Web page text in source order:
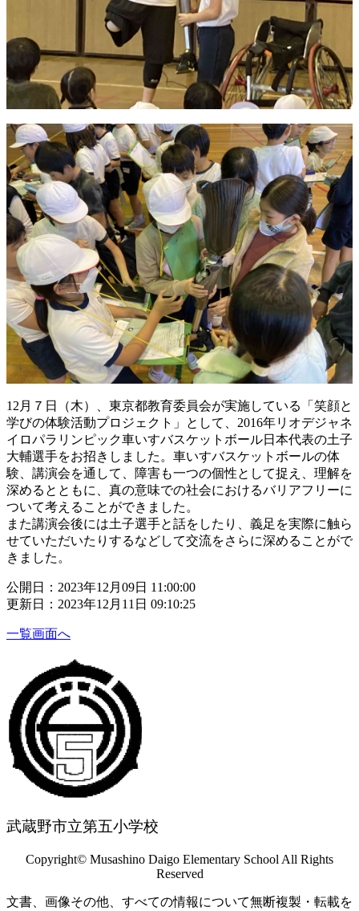
12月７日（木）、東京都教育委員会が実施している「笑顔と
学びの体験活動プロジェクト」として、2016年リオデジャネ
イロパラリンピック車いすバスケットボール日本代表の土子
大輔選手をお招きしました。車いすバスケットボールの体
験、講演会を通して、障害も一つの個性として捉え、理解を
深めるとともに、真の意味での社会におけるバリアフリーに
ついて考えることができました。
また講演会後には土子選手と話をしたり、義足を実際に触ら
せていただいたりするなどして交流をさらに深めることがで
きました。
公開日：2023年12月09日 11:00:00
更新日：2023年12月11日 09:10:25
一覧画面へ
武蔵野市立第五小学校
Copyright© Musashino Daigo Elementary School All Rights
Reserved
文書、画像その他、すべての情報について無断複製・転載を